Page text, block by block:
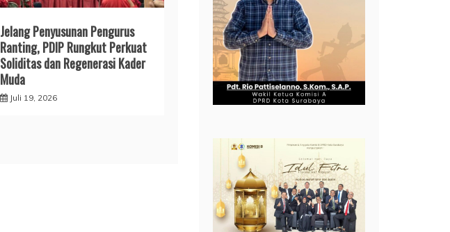
Jelang Penyusunan Pengurus
Ranting, PDIP Rungkut Perkuat
Soliditas dan Regenerasi Kader
Muda
Juli 19, 2026